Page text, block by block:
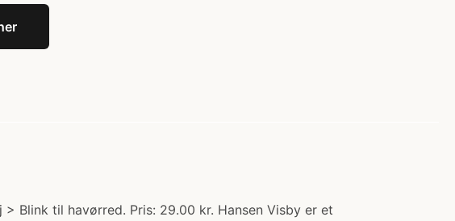
Blink til havørred. Pris: 29.00 kr. Hansen Visby er et